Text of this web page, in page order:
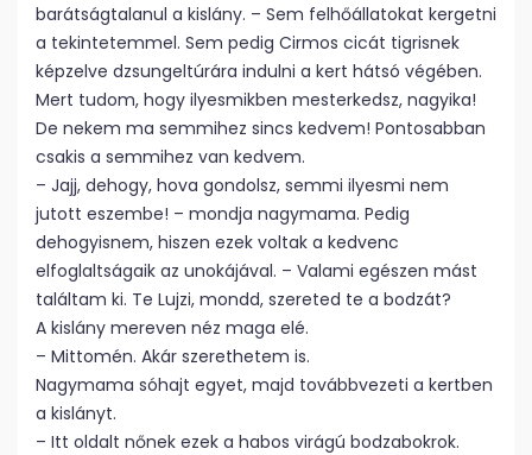
barátságtalanul a kislány. – Sem felhőállatokat kergetni
a tekintetemmel. Sem pedig Cirmos cicát tigrisnek
képzelve dzsungeltúrára indulni a kert hátsó végében.
Mert tudom, hogy ilyesmikben mesterkedsz, nagyika!
De nekem ma semmihez sincs kedvem! Pontosabban
csakis a semmihez van kedvem.
– Jajj, dehogy, hova gondolsz, semmi ilyesmi nem
jutott eszembe! – mondja nagymama. Pedig
dehogyisnem, hiszen ezek voltak a kedvenc
elfoglaltságaik az unokájával. – Valami egészen mást
találtam ki. Te Lujzi, mondd, szereted te a bodzát?
A kislány mereven néz maga elé.
– Mittomén. Akár szerethetem is.
Nagymama sóhajt egyet, majd továbbvezeti a kertben
a kislányt.
– Itt oldalt nőnek ezek a habos virágú bodzabokrok.